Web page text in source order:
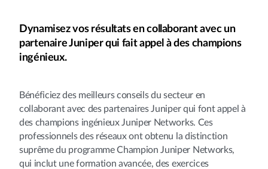
Dynamisez vos résultats en collaborant avec un
partenaire Juniper qui fait appel à des champions
ingénieux.
Bénéficiez des meilleurs conseils du secteur en
collaborant avec des partenaires Juniper qui font appel à
des champions ingénieux Juniper Networks. Ces
professionnels des réseaux ont obtenu la distinction
suprême du programme Champion Juniper Networks,
qui inclut une formation avancée, des exercices